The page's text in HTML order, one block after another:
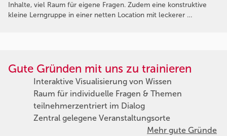
Inhalte, viel Raum für eigene Fragen. Zudem eine konstruktive
kleine Lerngruppe in einer netten Location mit leckerer …
Gute Gründen mit uns zu trainieren
Interaktive Visualisierung von Wissen
Raum für individuelle Fragen & Themen
teilnehmerzentriert im Dialog
Zentral gelegene Veranstaltungsorte
Mehr gute Gründe